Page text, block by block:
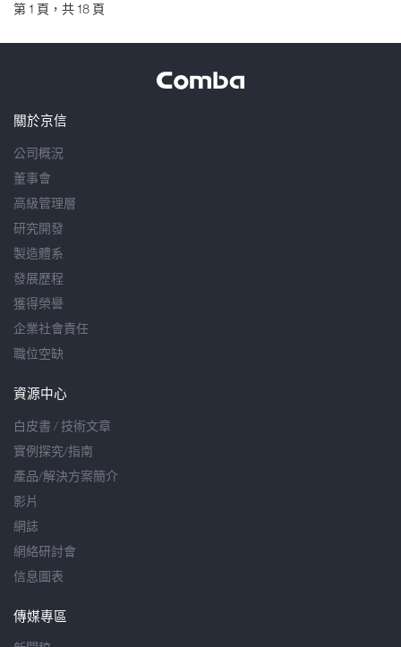
第 1 頁，共 18 頁
關於京信
公司概況
董事會
高級管理層
研究開發
製造體系
發展歷程
獲得榮譽
企業社會責任
職位空缺
資源中心
白皮書 / 技術文章
實例探究/指南
產品/解決方案簡介
影片
網誌
網絡研討會
信息圖表
傳媒專區